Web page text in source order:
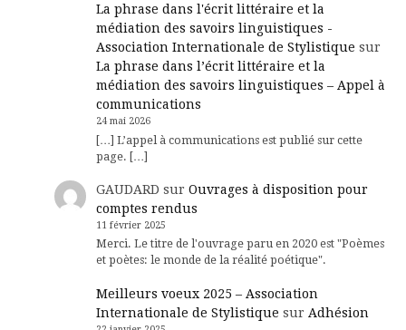
La phrase dans l'écrit littéraire et la
médiation des savoirs linguistiques -
Association Internationale de Stylistique sur
La phrase dans l’écrit littéraire et la
médiation des savoirs linguistiques – Appel à
communications
24 mai 2026
[…] L’appel à communications est publié sur cette
page. […]
GAUDARD sur Ouvrages à disposition pour
comptes rendus
11 février 2025
Merci. Le titre de l'ouvrage paru en 2020 est "Poèmes
et poètes: le monde de la réalité poétique".
Meilleurs voeux 2025 – Association
Internationale de Stylistique sur Adhésion